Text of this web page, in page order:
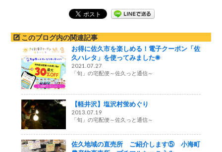
このブログ内の関連記事
お得に佐久市を楽しめる！電子クーポン「佐
久ハレタ」を使ってみました☀
2021.07.27
「旬」の宅配便～佐久っと通信～
【軽井沢】塩沢村蛍めぐり
2013.07.19
「旬」の宅配便～佐久っと通信～
佐久地域の直売所 ご紹介します⑤ 小海町